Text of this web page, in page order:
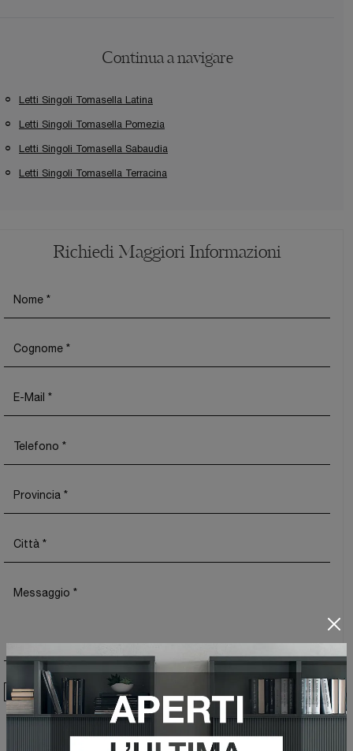
Continua a navigare
Letti Singoli Tomasella Latina
Letti Singoli Tomasella Pomezia
Letti Singoli Tomasella Sabaudia
Letti Singoli Tomasella Terracina
Richiedi Maggiori Informazioni
Ho preso visione della Privacy Policy
Invia